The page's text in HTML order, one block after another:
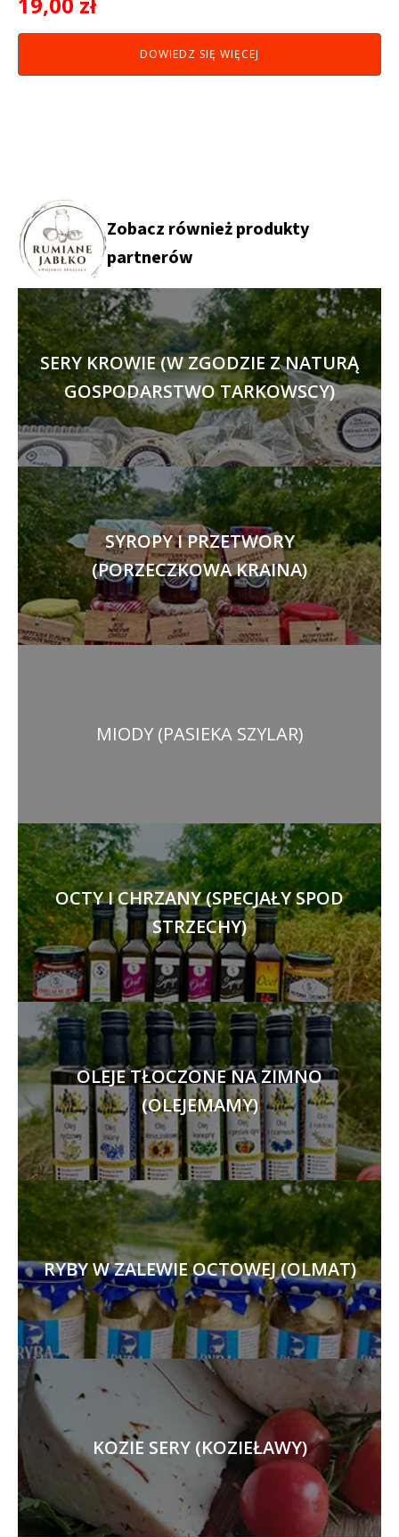
DOWIEDZ SIĘ WIĘCEJ
Zobacz również produkty
partnerów
SERY KROWIE (W ZGODZIE Z NATURĄ
GOSPODARSTWO TARKOWSCY)
SYROPY I PRZETWORY
(PORZECZKOWA KRAINA)
MIODY (PASIEKA SZYLAR)
OCTY I CHRZANY (SPECJAŁY SPOD
STRZECHY)
OLEJE TŁOCZONE NA ZIMNO
(OLEJEMAMY)
RYBY W ZALEWIE OCTOWEJ (OLMAT)
KOZIE SERY (KOZIEŁAWY)